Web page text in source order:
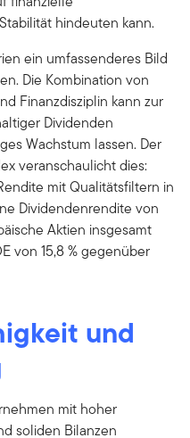
hindeuten kann.
ein umfassenderes Bild
Die Kombination von
Finanzdisziplin kann zur
Dividenden
Wachstum lassen. Der
veranschaulicht dies:
mit Qualitätsfiltern in
Dividendenrendite von
Aktien insgesamt
von 15,8 % gegenüber
und
mit hoher
soliden Bilanzen